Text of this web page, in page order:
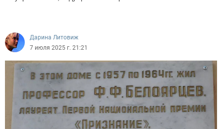
Дарина Литовиж
7 июля 2025 г. 21:21